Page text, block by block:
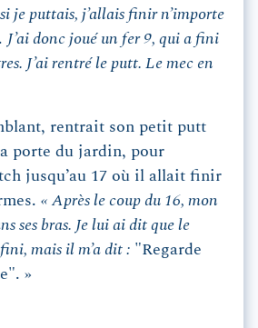
je puttais, j’allais finir n’importe
J’ai donc joué un fer 9, qui a fini
J’ai rentré le putt. Le mec en
rentrait son petit putt
porte du jardin, pour
jusqu’au 17 où il allait finir
« Après le coup du 16, mon
ses bras. Je lui ai dit que le
mais il m’a dit : "Regarde
»